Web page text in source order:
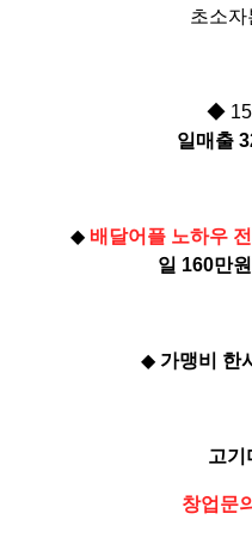
초소자
◆ 15
일매출
◆ 배달어플 노하우
일 160만
◆ 가맹비 한
고기
창업문